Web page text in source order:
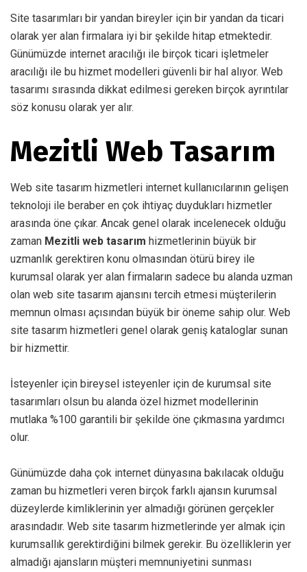
Site tasarımları bir yandan bireyler için bir yandan da ticari
olarak yer alan firmalara iyi bir şekilde hitap etmektedir.
Günümüzde internet aracılığı ile birçok ticari işletmeler
aracılığı ile bu hizmet modelleri güvenli bir hal alıyor. Web
tasarımı sırasında dikkat edilmesi gereken birçok ayrıntılar
söz konusu olarak yer alır.
Mezitli Web Tasarım
Web site tasarım hizmetleri internet kullanıcılarının gelişen
teknoloji ile beraber en çok ihtiyaç duydukları hizmetler
arasında öne çıkar. Ancak genel olarak incelenecek olduğu
zaman Mezitli web tasarım hizmetlerinin büyük bir
uzmanlık gerektiren konu olmasından ötürü birey ile
kurumsal olarak yer alan firmaların sadece bu alanda uzman
olan web site tasarım ajansını tercih etmesi müşterilerin
memnun olması açısından büyük bir öneme sahip olur. Web
site tasarım hizmetleri genel olarak geniş kataloglar sunan
bir hizmettir.
İsteyenler için bireysel isteyenler için de kurumsal site
tasarımları olsun bu alanda özel hizmet modellerinin
mutlaka %100 garantili bir şekilde öne çıkmasına yardımcı
olur.
Günümüzde daha çok internet dünyasına bakılacak olduğu
zaman bu hizmetleri veren birçok farklı ajansın kurumsal
düzeylerde kimliklerinin yer almadığı görünen gerçekler
arasındadır. Web site tasarım hizmetlerinde yer almak için
kurumsallık gerektirdiğini bilmek gerekir. Bu özelliklerin yer
almadığı ajansların müşteri memnuniyetini sunması